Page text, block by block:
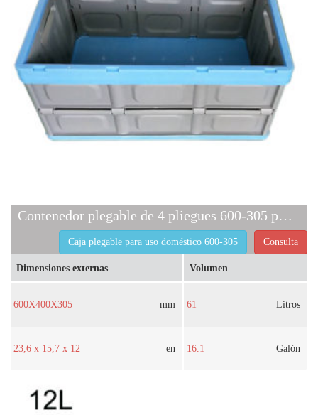
Contenedor plegable de 4 pliegues 600-305 para uso doméstico
Consulta
Caja plegable para uso doméstico 600-305
Dimensiones externas
600X400X305 mm
23,6 x 15,7 x 12 en
Volumen
61 Litros
16.1 Galón